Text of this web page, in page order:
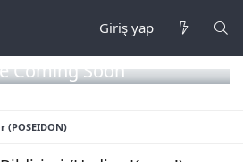
Giriş yap
Coming Soon
(POSEIDON)